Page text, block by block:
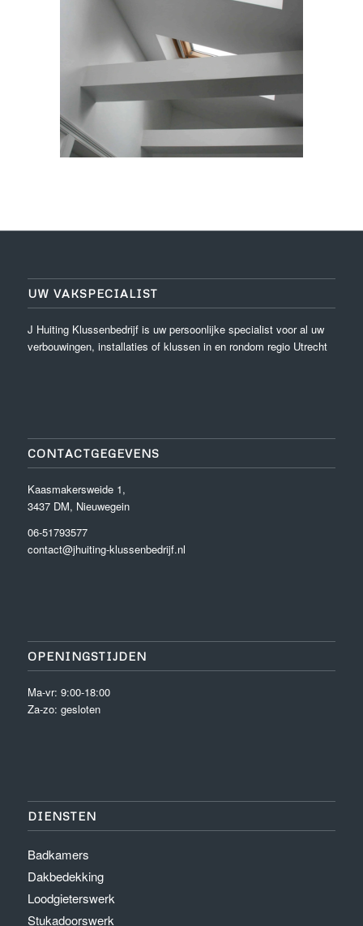
UW VAKSPECIALIST
J Huiting Klussenbedrijf is uw persoonlijke specialist voor al uw
verbouwingen, installaties of klussen in en rondom regio Utrecht
CONTACTGEGEVENS
Kaasmakersweide 1,
3437 DM, Nieuwegein
06-51793577
contact@jhuiting-klussenbedrijf.nl
OPENINGSTIJDEN
Ma-vr: 9:00-18:00
Za-zo: gesloten
DIENSTEN
Badkamers
Dakbedekking
Loodgieterswerk
Stukadoorswerk